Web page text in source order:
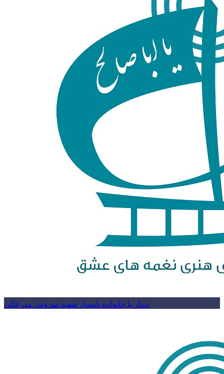
دیدار با خانواده پاسدار شهید سروش میرعالی